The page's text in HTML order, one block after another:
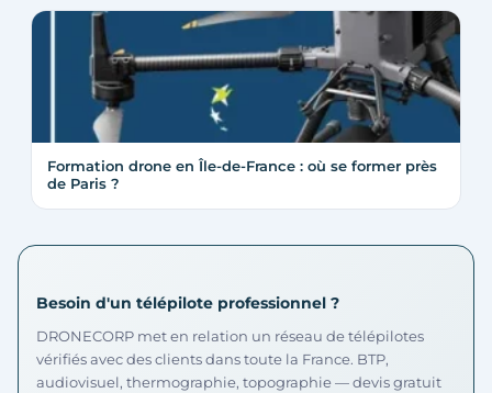
Formation drone en Île-de-France : où se former près
de Paris ?
Besoin d'un télépilote professionnel ?
DRONECORP met en relation un réseau de télépilotes
vérifiés avec des clients dans toute la France. BTP,
audiovisuel, thermographie, topographie — devis gratuit